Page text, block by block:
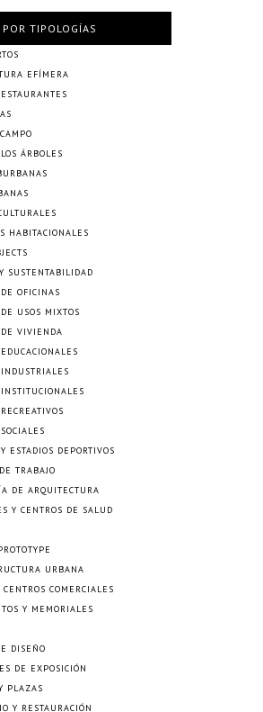
POR TIPOLOGÍAS
EFÍMERA
ÁRBOLES
HABITACIONALES
SUSTENTABILIDAD
OFICINAS
USOS MIXTOS
VIVIENDA
ESTADIOS DEPORTIVOS
TRABAJO
DE ARQUITECTURA
Y CENTROS DE SALUD
URBANA
CENTROS COMERCIALES
Y MEMORIALES
DISEÑO
DE EXPOSICIÓN
PLAZAS
Y RESTAURACIÓN